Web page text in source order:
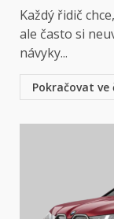
Každý řidič
ale často si
návyky...
Pokračovat ve